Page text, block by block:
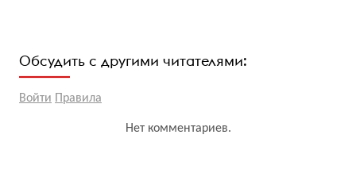
Обсудить с другими читателями:
Войти Правила
Нет комментариев.